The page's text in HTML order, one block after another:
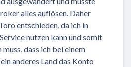
alles auflösen. Daher
entschieden, da ich in
nutzen kann und somit
muss, dass ich bei einem
anderes Land das Konto